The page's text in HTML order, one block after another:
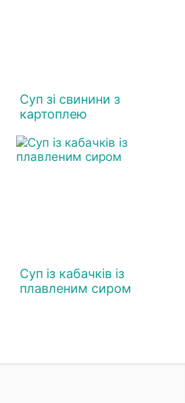
Суп зі свинини з
картоплею
Суп із кабачків із
плавленим сиром